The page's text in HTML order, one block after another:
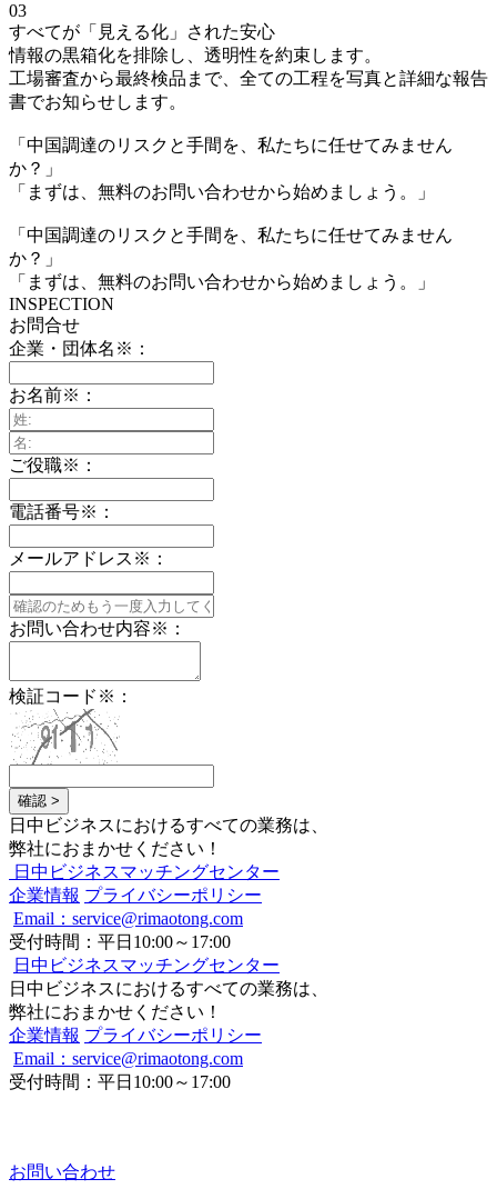
03
すべてが「見える化」された安心
情報の黒箱化を排除し、透明性を約束します。
工場審査から最終検品まで、全ての工程を写真と詳細な報告
書でお知らせします。
「中国調達のリスクと手間を、私たちに任せてみません
か？」
「まずは、無料のお問い合わせから始めましょう。」
「中国調達のリスクと手間を、私たちに任せてみません
か？」
「まずは、無料のお問い合わせから始めましょう。」
INSPECTION
お問合せ
企業・団体名 ※ ：
お名前※ ：
ご役職※ ：
電話番号※ ：
メールアドレス ※ ：
お問い合わせ内容※ ：
検証コード ※ ：
確認 >
日中ビジネスにおけるすべての業務は、
弊社におまかせください！
日中ビジネスマッチングセンター
企業情報 プライバシーポリシー
Email：service@rimaotong.com
受付時間：平日10:00～17:00
日中ビジネスマッチングセンター
日中ビジネスにおけるすべての業務は、
弊社におまかせください！
企業情報 プライバシーポリシー
Email：service@rimaotong.com
受付時間：平日10:00～17:00
お問い合わせ